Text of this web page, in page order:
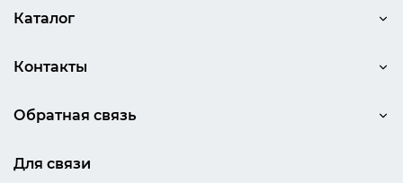
Каталог
Контакты
Для связи
Обратная связь